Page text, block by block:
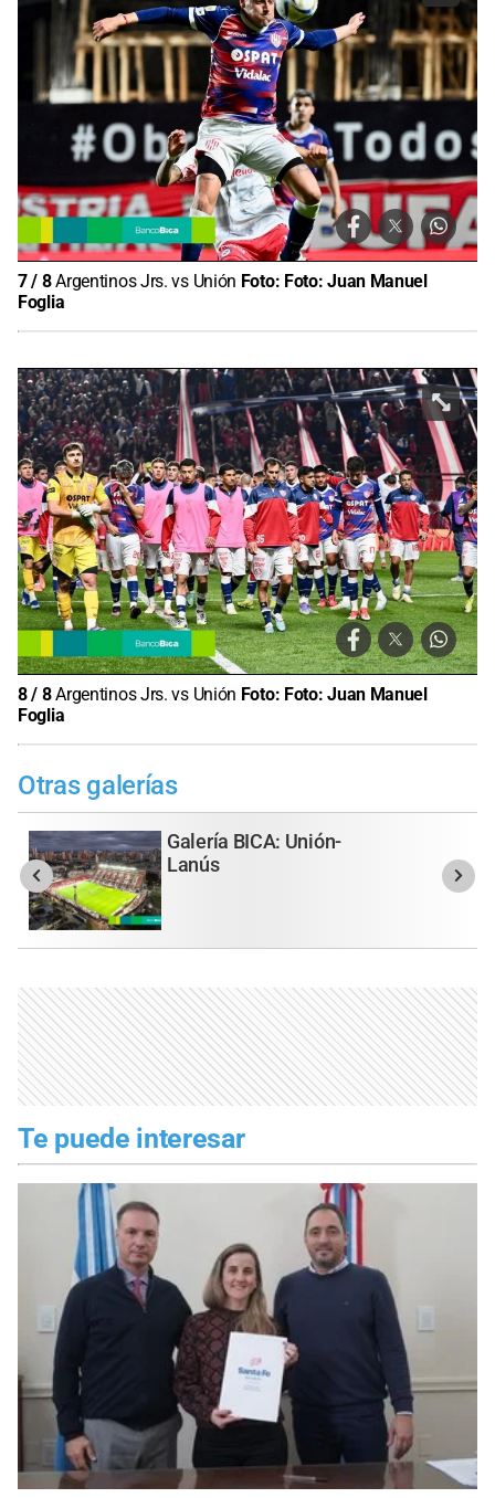
7/ 8Argentinos Jrs. vs Unión Foto: Foto: Juan Manuel
Foglia
8/ 8Argentinos Jrs. vs Unión Foto: Foto: Juan Manuel
Foglia
Otras galerías
Galería BICA: Unión-
Lanús
Te puede interesar